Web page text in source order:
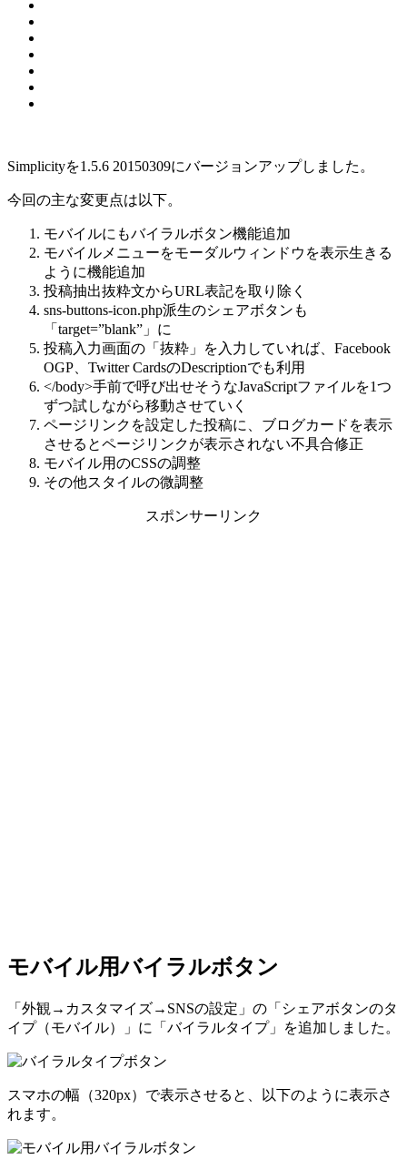
Simplicityを1.5.6 20150309にバージョンアップしました。
今回の主な変更点は以下。
モバイルにもバイラルボタン機能追加
モバイルメニューをモーダルウィンドウを表示生きる
ように機能追加
投稿抽出抜粋文からURL表記を取り除く
sns-buttons-icon.php派生のシェアボタンも
「target=”blank”」に
投稿入力画面の「抜粋」を入力していれば、Facebook
OGP、Twitter CardsのDescriptionでも利用
</body>手前で呼び出せそうなJavaScriptファイルを1つ
ずつ試しながら移動させていく
ページリンクを設定した投稿に、ブログカードを表示
させるとページリンクが表示されない不具合修正
モバイル用のCSSの調整
その他スタイルの微調整
スポンサーリンク
モバイル用バイラルボタン
「外観→カスタマイズ→SNSの設定」の「シェアボタンのタ
イプ（モバイル）」に「バイラルタイプ」を追加しました。
スマホの幅（320px）で表示させると、以下のように表示さ
れます。